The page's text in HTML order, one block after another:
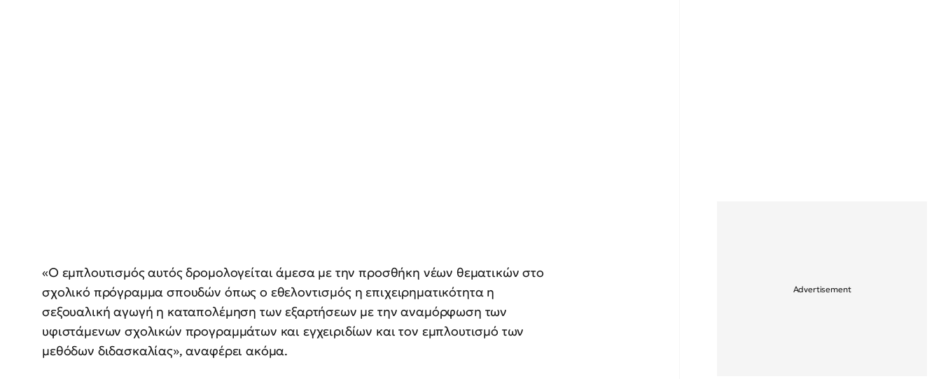
«Ο εμπλουτισμός αυτός δρομολογείται άμεσα με την προσθήκη νέων θεματικών στο
σχολικό πρόγραμμα σπουδών όπως ο εθελοντισμός η επιχειρηματικότητα η
σεξουαλική αγωγή η καταπολέμηση των εξαρτήσεων με την αναμόρφωση των
υφιστάμενων σχολικών προγραμμάτων και εγχειριδίων και τον εμπλουτισμό των
μεθόδων διδασκαλίας», αναφέρει ακόμα.